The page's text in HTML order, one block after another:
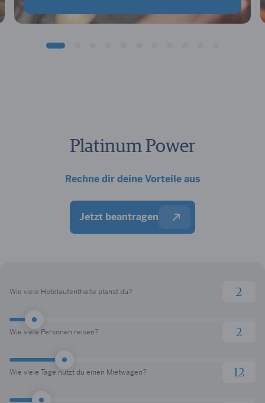
Platinum Power
Rechne dir deine Vorteile aus
Jetzt beantragen
Wie viele Hotelaufenthalte planst du?
Wie viele Personen reisen?
Wie viele Tage nutzt du einen Mietwagen?